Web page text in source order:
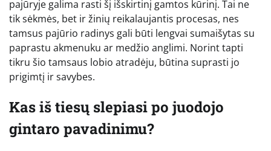
pajūryje galima rasti šį išskirtinį gamtos kūrinį. Tai ne
tik sėkmės, bet ir žinių reikalaujantis procesas, nes
tamsus pajūrio radinys gali būti lengvai sumaišytas su
paprastu akmenuku ar medžio anglimi. Norint tapti
tikru šio tamsaus lobio atradėju, būtina suprasti jo
prigimtį ir savybes.
Kas iš tiesų slepiasi po juodojo
gintaro pavadinimu?